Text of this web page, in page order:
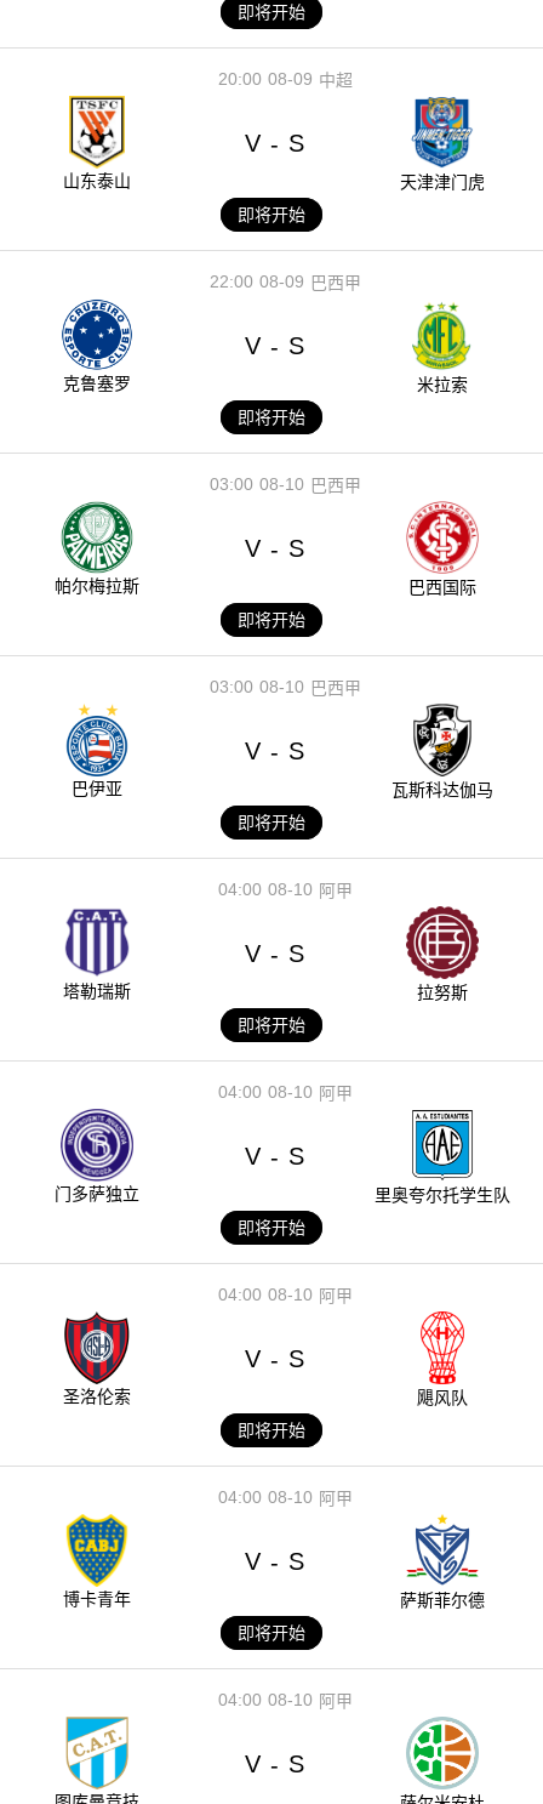
即将开始
08-09
20:00 中超
山东泰山
V - S
天津津门虎
即将开始
08-09
22:00 巴西甲
克鲁塞罗
V - S
米拉索
即将开始
08-10
03:00 巴西甲
帕尔梅拉斯
V - S
巴西国际
即将开始
08-10
03:00 巴西甲
巴伊亚
V - S
瓦斯科达伽马
即将开始
08-10
04:00 阿甲
塔勒瑞斯
V - S
拉努斯
即将开始
08-10
04:00 阿甲
门多萨独立
V - S
里奥夸尔托学生队
即将开始
08-10
04:00 阿甲
圣洛伦索
V - S
飓风队
即将开始
08-10
04:00 阿甲
博卡青年
V - S
萨斯菲尔德
即将开始
08-10
04:00 阿甲
V - S